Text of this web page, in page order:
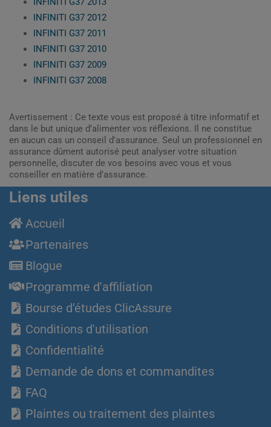
INFINITI G37 2012
INFINITI G37 2011
INFINITI G37 2010
INFINITI G37 2009
INFINITI G37 2008
Avertissement : Ce texte vous est proposé à titre informatif et
dans le but unique d’alimenter vos réflexions. Il ne constitue
en aucun cas un conseil d'assurance. Seul un professionnel en
assurance dûment autorisé peut analyser votre situation
personnelle, discuter de vos besoins avec vous et vous
conseiller en matière d’assurance.
Liens utiles
Accueil
Partenaires
Blogue
Programme d'affiliation
Bourse d’études ClicAssure
Conditions d'utilisation
Confidentialité
Demande de dons et commandites
FAQ
Plaintes ou traitement des plaintes